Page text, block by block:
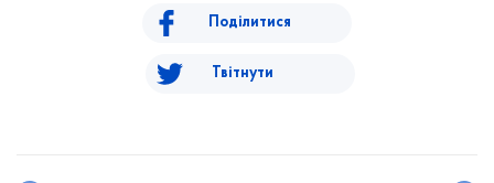
Поділитися
Твітнути